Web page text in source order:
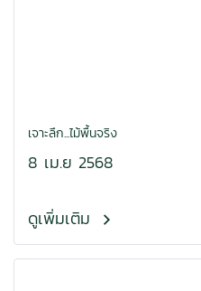
เจาะลึก...ไม้พื้นจริง
8 เม.ย 2568
ดูเพิ่มเติม